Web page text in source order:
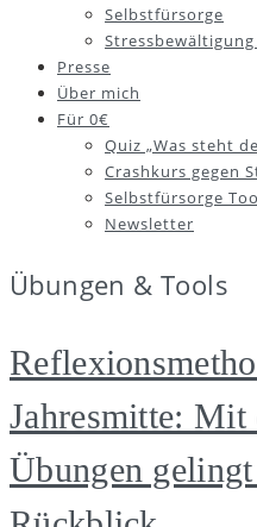
Selbstfürsorge
Stressbewältigung
Presse
Über mich
Für 0€
Quiz „Was steht
Crashkurs gegen
Selbstfürsorge
Newsletter
Übungen & Tools
Jahresmitte: Mit
Übungen